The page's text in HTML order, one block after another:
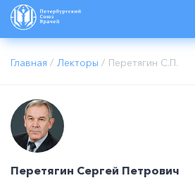
Главная / Лекторы / Перетягин С.П.
Перетягин Сергей Петрович